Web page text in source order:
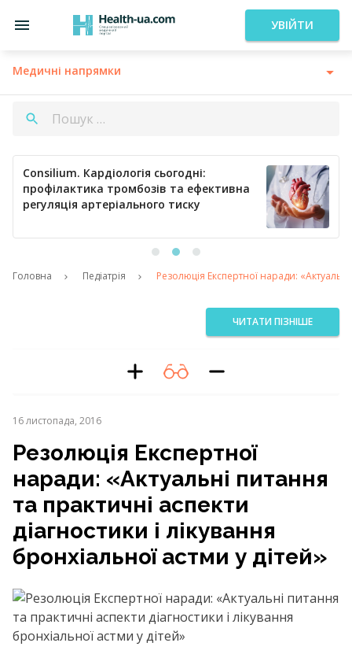
УВІЙТИ
Медичні напрямки
Consilium. Кардіологія сьогодні:
профілактика тромбозів та ефективна
регуляція артеріального тиску
Головна Педіатрія Резолюція Експертної наради:
ЧИТАТИ ПІЗНІШЕ
16 листопада, 2016
Резолюція Експертної
наради: «Актуальні питання
та практичні аспекти
діагностики і лікування
бронхіальної астми у дітей»